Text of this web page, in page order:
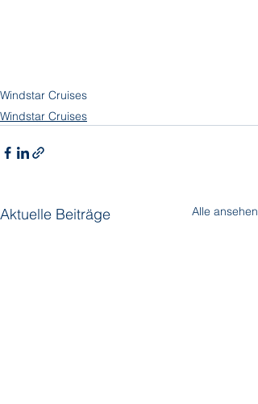
Windstar Cruises
Windstar Cruises
Aktuelle Beiträge Alle ansehen